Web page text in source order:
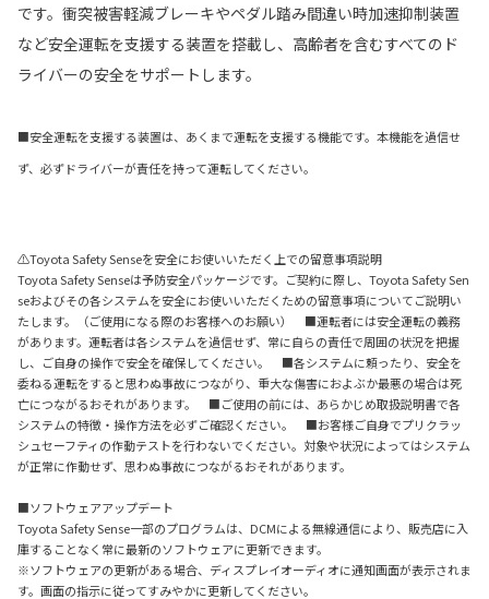
です。衝突被害軽減ブレーキやペダル踏み間違い時加速抑制装置
など安全運転を支援する装置を搭載し、高齢者を含むすべてのド
ライバーの安全をサポートします。
■安全運転を支援する装置は、あくまで運転を支援する機能です。本機能を過信せ
ず、必ずドライバーが責任を持って運転してください。
⚠Toyota Safety Senseを安全にお使いいただく上での留意事項説明
Toyota Safety Senseは予防安全パッケージです。ご契約に際し、Toyota Safety Sen
seおよびその各システムを安全にお使いいただくための留意事項についてご説明い
たします。（ご使用になる際のお客様へのお願い） ■運転者には安全運転の義務
があります。運転者は各システムを過信せず、常に自らの責任で周囲の状況を把握
し、ご自身の操作で安全を確保してください。 ■各システムに頼ったり、安全を
委ねる運転をすると思わぬ事故につながり、重大な傷害におよぶか最悪の場合は死
亡につながるおそれがあります。 ■ご使用の前には、あらかじめ取扱説明書で各
システムの特徴・操作方法を必ずご確認ください。 ■お客様ご自身でプリクラッ
シュセーフティの作動テストを行わないでください。対象や状況によってはシステム
が正常に作動せず、思わぬ事故につながるおそれがあります。
■ソフトウェアアップデート
Toyota Safety Sense一部のプログラムは、DCMによる無線通信により、販売店に入
庫することなく常に最新のソフトウェアに更新できます。
※ソフトウェアの更新がある場合、ディスプレイオーディオに通知画面が表示されま
す。画面の指示に従ってすみやかに更新してください。